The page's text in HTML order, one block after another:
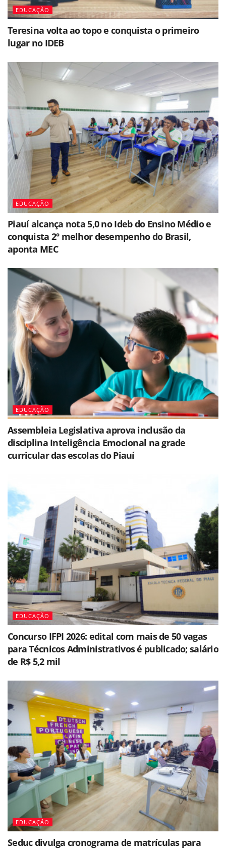
EDUCAÇÃO
Teresina volta ao topo e conquista o primeiro
lugar no IDEB
EDUCAÇÃO
Piauí alcança nota 5,0 no Ideb do Ensino Médio e
conquista 2º melhor desempenho do Brasil,
aponta MEC
EDUCAÇÃO
Assembleia Legislativa aprova inclusão da
disciplina Inteligência Emocional na grade
curricular das escolas do Piauí
EDUCAÇÃO
Concurso IFPI 2026: edital com mais de 50 vagas
para Técnicos Administrativos é publicado; salário
de R$ 5,2 mil
EDUCAÇÃO
Seduc divulga cronograma de matrículas para